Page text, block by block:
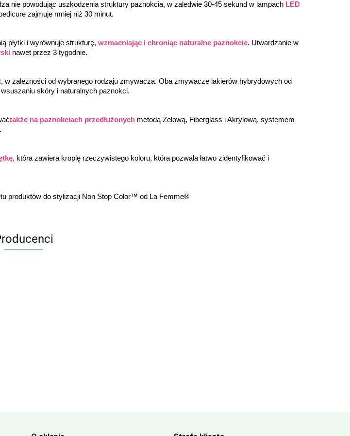
nie powodując uszkodzenia struktury paznokcia, w zaledwie 30-45 sekund w lampach LED
zajmuje mniej niż 30 minut.
płytki i wyrównuje strukturę, wzmacniając i chroniąc naturalne paznokcie. Utwardzanie w
nawet przez 3 tygodnie.
, w zależności od wybranego rodzaju zmywacza. Oba zmywacze lakierów hybrydowych od
skóry i naturalnych paznokci.
także na paznokciach przedłużonych metodą Żelową, Fiberglass i Akrylową, systemem
, która zawiera kroplę rzeczywistego koloru, która pozwala łatwo zidentyfikować i
produktów do stylizacji Non Stop Color™ od La Femme®